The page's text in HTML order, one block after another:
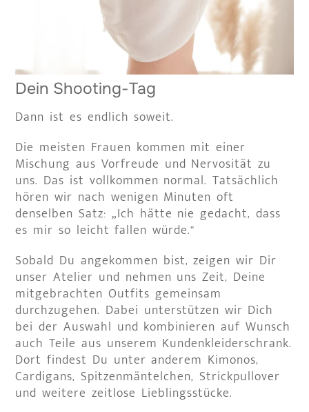
Dein Shooting-Tag
Dann ist es endlich soweit.
Die meisten Frauen kommen mit einer
Mischung aus Vorfreude und Nervosität zu
uns. Das ist vollkommen normal. Tatsächlich
hören wir nach wenigen Minuten oft
denselben Satz: „Ich hätte nie gedacht, dass
es mir so leicht fallen würde.“
Sobald Du angekommen bist, zeigen wir Dir
unser Atelier und nehmen uns Zeit, Deine
mitgebrachten Outfits gemeinsam
durchzugehen. Dabei unterstützen wir Dich
bei der Auswahl und kombinieren auf Wunsch
auch Teile aus unserem Kundenkleiderschrank.
Dort findest Du unter anderem Kimonos,
Cardigans, Spitzenmäntelchen, Strickpullover
und weitere zeitlose Lieblingsstücke.